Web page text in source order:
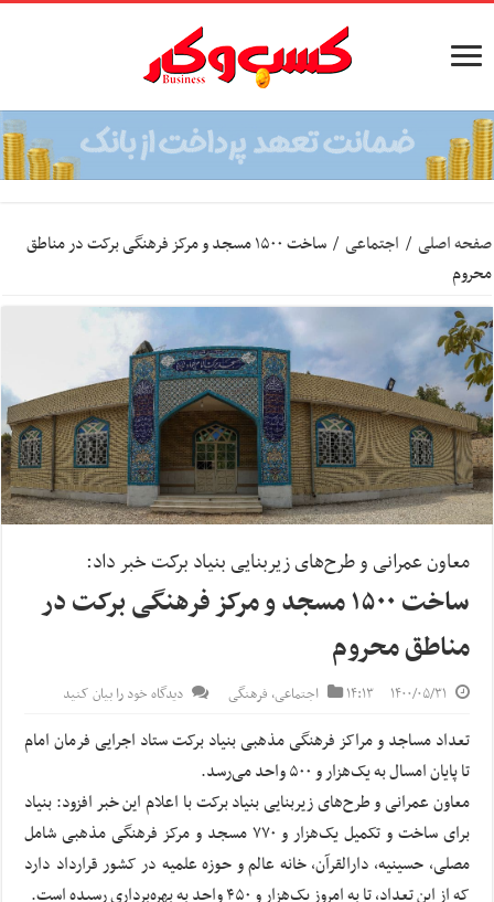
صفحه اصلی / اجتماعی /
ساخت ۱۵۰۰ مسجد و مرکز فرهنگی برکت در مناطق
محروم
معاون عمرانی و طرح‌های زیربنایی بنیاد برکت خبر داد:
ساخت ۱۵۰۰ مسجد و مرکز فرهنگی برکت در
مناطق محروم
۱۴۰۰/۰۵/۳۱ ۱۴:۱۳ اجتماعی, فرهنگی دیدگاه خود را بیان کنید
تعداد مساجد و مراکز فرهنگی مذهبی بنیاد برکت ستاد اجرایی فرمان امام
تا پایان امسال به یک‌هزار و ۵۰۰ واحد می‌رسد.
معاون عمرانی و طرح‌های زیربنایی بنیاد برکت با اعلام این خبر افزود: بنیاد
برای ساخت و تکمیل یک‌هزار و ۷۷۰ مسجد و مرکز فرهنگی مذهبی شامل
مصلی، حسینیه، دارالقرآن، خانه عالم و حوزه علمیه در کشور قرارداد دارد
که از این تعداد، تا به امروز یک‌هزار و ۴۵۰ واحد به بهره‌برداری رسیده است.